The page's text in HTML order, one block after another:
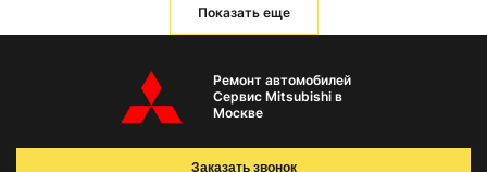
Показать еще
Ремонт автомобилей
Сервис Mitsubishi в
Москве
Заказать звонок